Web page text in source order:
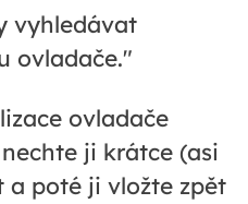
vyhledávat
ovladače."
ovladače
ji krátce (asi
a poté ji vložte zpět